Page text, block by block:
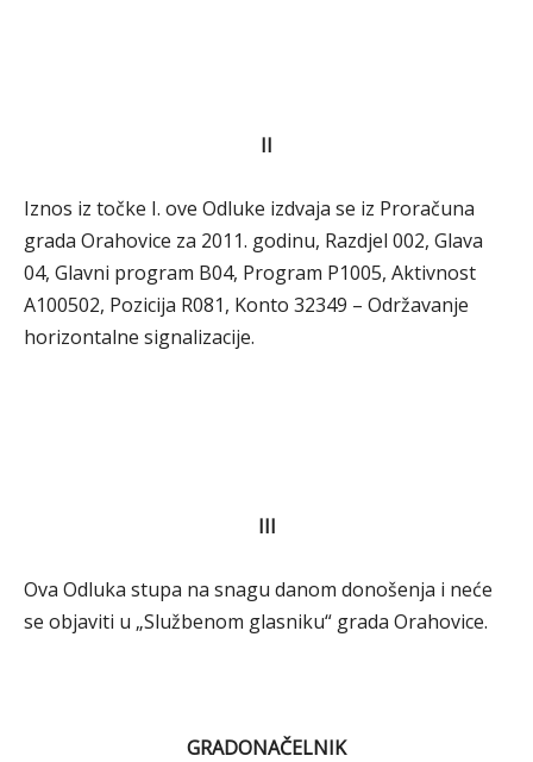
II
Iznos iz točke I. ove Odluke izdvaja se iz Proračuna
grada Orahovice za 2011. godinu, Razdjel 002, Glava
04, Glavni program B04, Program P1005, Aktivnost
A100502, Pozicija R081, Konto 32349 – Održavanje
horizontalne signalizacije.
III
Ova Odluka stupa na snagu danom donošenja i neće
se objaviti u „Službenom glasniku“ grada Orahovice.
GRADONAČELNIK